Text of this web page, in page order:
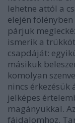
lehetne attól a
elején
párjuk
ismerik a
csapdáját:
másikuk
komolyan
nincs érkezésük
jelképes
magányukkal.
fájdalomhoz.